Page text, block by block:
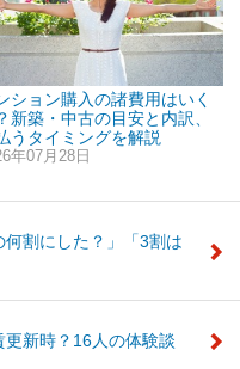
ション購入の諸費用はいく
新築・中古の目安と内訳、
うタイミングを解説
年07月28日
何割にした？」「3割は
新時？16人の体験談